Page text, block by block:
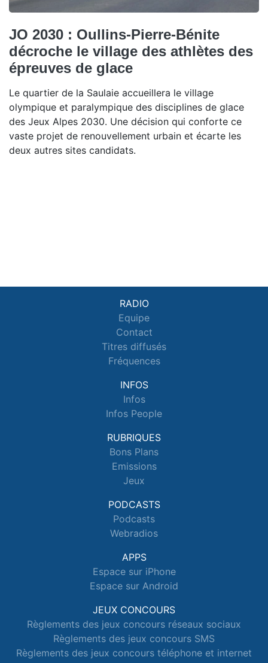
JO 2030 : Oullins-Pierre-Bénite
décroche le village des athlètes des
épreuves de glace
Le quartier de la Saulaie accueillera le village
olympique et paralympique des disciplines de glace
des Jeux Alpes 2030. Une décision qui conforte ce
vaste projet de renouvellement urbain et écarte les
deux autres sites candidats.
RADIO
Equipe
Contact
Titres diffusés
Fréquences
INFOS
Infos
Infos People
RUBRIQUES
Bons Plans
Emissions
Jeux
PODCASTS
Podcasts
Webradios
APPS
Espace sur iPhone
Espace sur Android
JEUX CONCOURS
Règlements des jeux concours réseaux sociaux
Règlements des jeux concours SMS
Règlements des jeux concours téléphone et internet